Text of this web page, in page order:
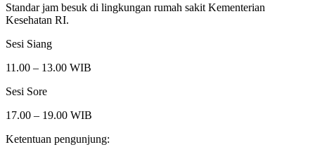
Standar jam besuk di lingkungan rumah sakit Kementerian
Kesehatan RI.
Sesi Siang
11.00 – 13.00 WIB
Sesi Sore
17.00 – 19.00 WIB
Ketentuan pengunjung: